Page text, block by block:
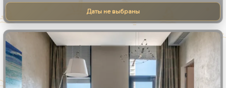
Даты не выбраны
1/31